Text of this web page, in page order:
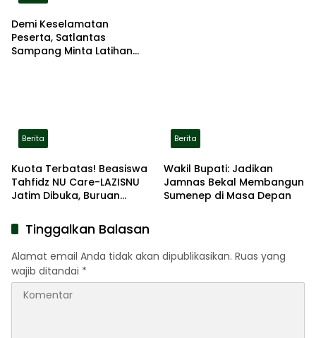
Demi Keselamatan
Peserta, Satlantas
Sampang Minta Latihan
Berita
Kuota Terbatas! Beasiswa
Tahfidz NU Care-LAZISNU
Jatim Dibuka, Buruan
Berita
Wakil Bupati: Jadikan
Jamnas Bekal Membangun
Sumenep di Masa Depan
Tinggalkan Balasan
Alamat email Anda tidak akan dipublikasikan. Ruas yang
wajib ditandai *